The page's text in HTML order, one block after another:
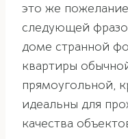
это же
следующей
доме странной
квартиры
прямоугольной,
идеальны для
качества